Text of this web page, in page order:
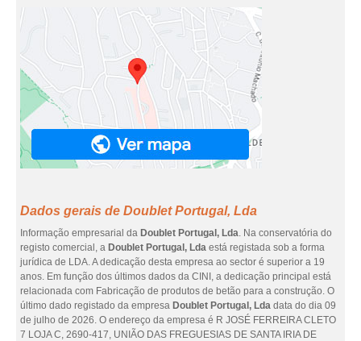
Dados gerais de Doublet Portugal, Lda
Informação empresarial da Doublet Portugal, Lda. Na conservatória do
registo comercial, a Doublet Portugal, Lda está registada sob a forma
jurídica de LDA. A dedicação desta empresa ao sector é superior a 19
anos. Em função dos últimos dados da CINI, a dedicação principal está
relacionada com Fabricação de produtos de betão para a construção. O
último dado registado da empresa Doublet Portugal, Lda data do dia 09
de julho de 2026. O endereço da empresa é R JOSÉ FERREIRA CLETO
7 LOJA C, 2690-417, UNIÃO DAS FREGUESIAS DE SANTA IRIA DE